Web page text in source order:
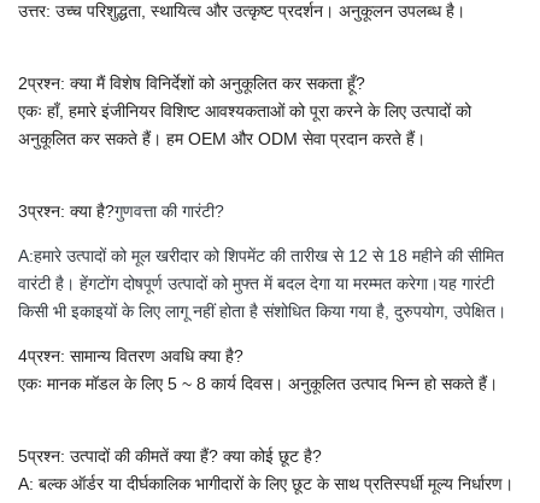
उत्तर: उच्च परिशुद्धता, स्थायित्व और उत्कृष्ट प्रदर्शन। अनुकूलन उपलब्ध है।
2प्रश्न: क्या मैं विशेष विनिर्देशों को अनुकूलित कर सकता हूँ?
एकः हाँ, हमारे इंजीनियर विशिष्ट आवश्यकताओं को पूरा करने के लिए उत्पादों को
अनुकूलित कर सकते हैं। हम OEM और ODM सेवा प्रदान करते हैं।
3प्रश्न: क्या है?गुणवत्ता की गारंटी?
A:हमारे उत्पादों को मूल खरीदार को शिपमेंट की तारीख से 12 से 18 महीने की सीमित
वारंटी है। हेंगटोंग दोषपूर्ण उत्पादों को मुफ्त में बदल देगा या मरम्मत करेगा।यह गारंटी
किसी भी इकाइयों के लिए लागू नहीं होता है संशोधित किया गया है, दुरुपयोग, उपेक्षित।
4प्रश्न: सामान्य वितरण अवधि क्या है?
एकः मानक मॉडल के लिए 5 ~ 8 कार्य दिवस। अनुकूलित उत्पाद भिन्न हो सकते हैं।
5प्रश्न: उत्पादों की कीमतें क्या हैं? क्या कोई छूट है?
A: बल्क ऑर्डर या दीर्घकालिक भागीदारों के लिए छूट के साथ प्रतिस्पर्धी मूल्य निर्धारण।